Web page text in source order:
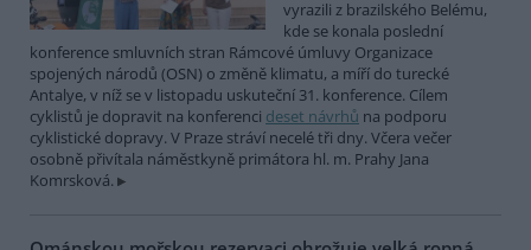
vyrazili z brazilského Belému,
kde se konala poslední
konference smluvních stran Rámcové úmluvy Organizace
spojených národů (OSN) o změně klimatu, a míří do turecké
Antalye, v níž se v listopadu uskuteční 31. konference. Cílem
cyklistů je dopravit na konferenci deset návrhů na podporu
cyklistické dopravy. V Praze stráví necelé tři dny. Včera večer
osobně přivítala náměstkyně primátora hl. m. Prahy Jana
Komrsková.